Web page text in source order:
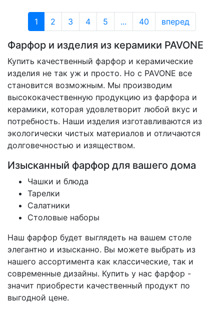
1 2 3 4 5 ... 40 вперед
Фарфор и изделия из керамики PAVONE
Купить качественный фарфор и керамические
изделия не так уж и просто. Но с PAVONE все
становится возможным. Мы производим
высококачественную продукцию из фарфора и
керамики, которая удовлетворит любой вкус и
потребность. Наши изделия изготавливаются из
экологически чистых материалов и отличаются
долговечностью и изяществом.
Изысканный фарфор для вашего дома
Чашки и блюда
Тарелки
Салатники
Столовые наборы
Наш фарфор будет выглядеть на вашем столе
элегантно и изысканно. Вы можете выбрать из
нашего ассортимента как классические, так и
современные дизайны. Купить у нас фарфор -
значит приобрести качественный продукт по
выгодной цене.